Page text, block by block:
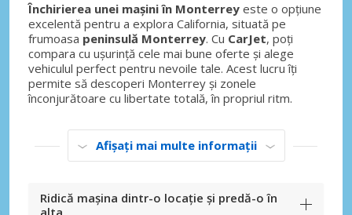
Închirierea unei mașini în Monterrey este o opțiune
excelentă pentru a explora California, situată pe
frumoasa peninsulă Monterrey. Cu CarJet, poți
compara cu ușurință cele mai bune oferte și alege
vehiculul perfect pentru nevoile tale. Acest lucru îți
permite să descoperi Monterrey și zonele
înconjurătoare cu libertate totală, în propriul ritm.
Afișați mai multe informații
Ridică mașina dintr-o locație și predă-o în